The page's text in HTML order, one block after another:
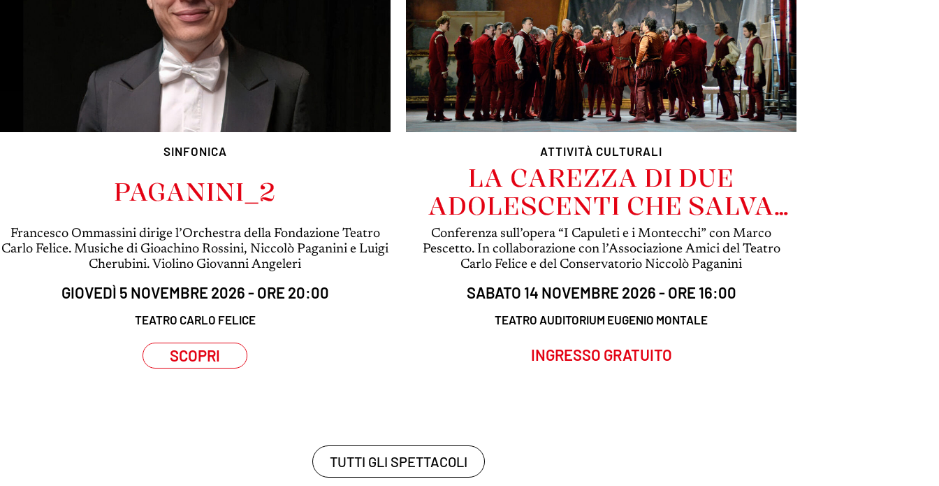
SINFONICA
PAGANINI_2
Francesco Ommassini dirige l’Orchestra della Fondazione Teatro
Carlo Felice. Musiche di Gioachino Rossini, Niccolò Paganini e Luigi
Cherubini. Violino Giovanni Angeleri
GIOVEDÌ 5 NOVEMBRE 2026 - ORE 20:00
TEATRO CARLO FELICE
SCOPRI
ATTIVITÀ CULTURALI
LA CAREZZA DI DUE
ADOLESCENTI CHE SALVA
L’UMANITÀ
Conferenza sull’opera “I Capuleti e i Montecchi” con Marco
Pescetto. In collaborazione con l’Associazione Amici del Teatro
Carlo Felice e del Conservatorio Niccolò Paganini
SABATO 14 NOVEMBRE 2026 - ORE 16:00
TEATRO AUDITORIUM EUGENIO MONTALE
INGRESSO GRATUITO
TUTTI GLI SPETTACOLI